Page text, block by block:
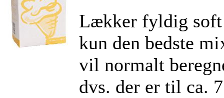
Lækker fyldig
kun den bedste
vil normalt
dvs. der er til ca.